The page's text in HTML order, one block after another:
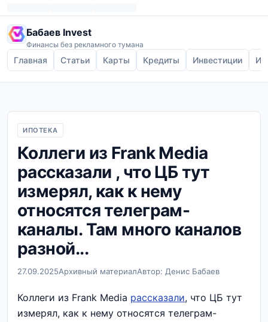
Бабаев Invest
Финансы без рекламного тумана
Главная Статьи Карты Кредиты Инвестиции
ИПОТЕКА
Коллеги из Frank Media
рассказали , что ЦБ тут
измерял, как к нему
относятся телеграм-
каналы. Там много каналов
разной...
27.09.2025Архивный материалАвтор: Денис Бабаев
Коллеги из Frank Media рассказали, что ЦБ тут
измерял, как к нему относятся телеграм-